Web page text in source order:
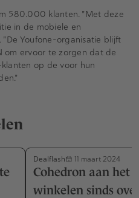
580.000 klanten. "Met deze
in de mobiele en
Youfone-organisatie blijft
om ervoor te zorgen dat de
op de voor hun
Dealflash 11 maart 2024
Cohedron aan het
winkelen sinds